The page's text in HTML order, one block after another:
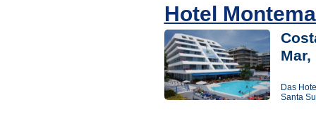
Hotel
Das
Santa